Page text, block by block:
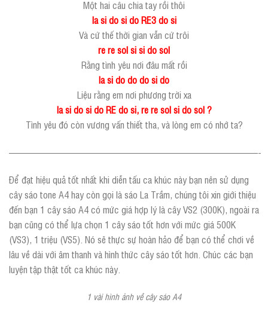
Một hai câu chia tay rồi thôi
la si do si do RE3 do si
Và cứ thế thời gian vẫn cứ trôi
re re sol si si do sol
Rằng tình yêu nơi đâu mất rồi
la si do do do si do
Liệu rằng em nơi phương trời xa
la si do si do RE do si, re re sol si do sol ?
Tình yêu đó còn vương vấn thiết tha, và lòng em có nhớ ta?
——————————————————————————-
Để đạt hiệu quả tốt nhất khi diễn tấu ca khúc này bạn nên sử dụng
cây sáo tone A4 hay còn gọi là sáo La Trầm, chúng tôi xin giới thiệu
đến bạn 1 cây sáo A4 có mức giá hợp lý là cây VS2 (300K), ngoài ra
bạn cũng có thể lựa chọn 1 cây sáo tốt hơn với mức giá 500K
(VS3), 1 triệu (VS5). Nó sẽ thực sự hoàn hảo để bạn có thể chơi về
lâu về dài với âm thanh và hình thức cây sáo tốt hơn. Chúc các bạn
luyện tập thật tốt ca khúc này.
1 vài hình ảnh về cây sáo A4